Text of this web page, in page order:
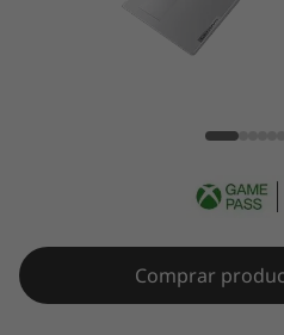
Comprar